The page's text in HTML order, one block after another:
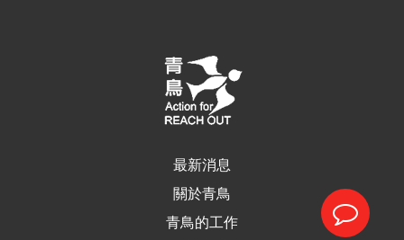
最新消息
關於青鳥
青鳥的工作